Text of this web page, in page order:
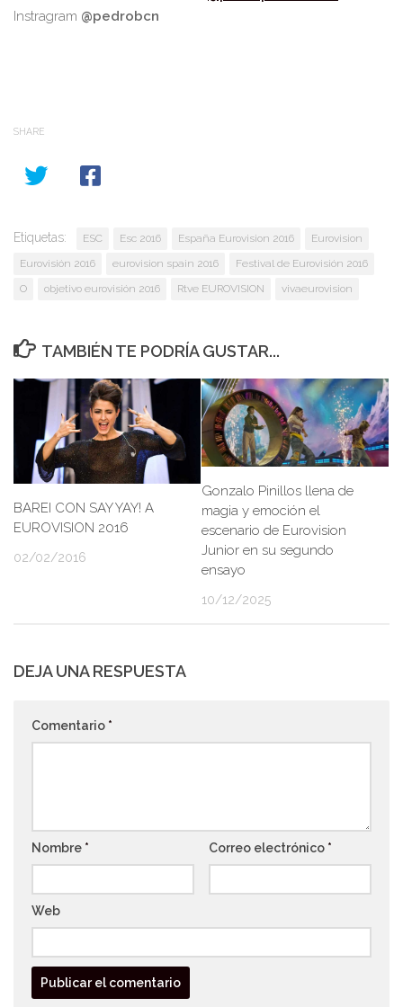
Instragram @pedrobcn
SHARE
Etiquetas: ESC Esc 2016 España Eurovision 2016
Eurovision
Eurovisión 2016
eurovision spain 2016
Festival de Eurovisión 2016
O
objetivo eurovisión 2016 Rtve EUROVISION vivaeurovision
TAMBIÉN TE PODRÍA GUSTAR...
BAREI CON SAY YAY! A
EUROVISION 2016
02/02/2016
Gonzalo Pinillos llena de
magia y emoción el
escenario de Eurovision
Junior en su segundo
ensayo
10/12/2025
DEJA UNA RESPUESTA
Comentario *
Nombre * Correo electrónico *
Web